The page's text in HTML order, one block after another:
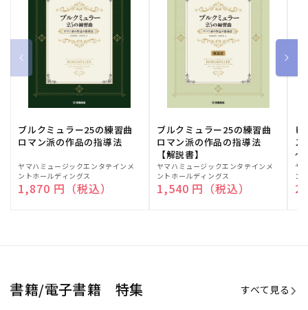
ブルクミュラー25の練習曲
ロマン派の作品の指導法
販
売
元:
ヤマハミュージックエンタテインメ
ントホールディングス
通常価格
1,870 円（税込）
ブルクミュラー25の練習曲
ロマン派の作品の指導法
【解説書】
販
売
元:
ヤマハミュージックエンタテインメ
ントホールディングス
通常価格
1,540 円（税込）
ピ
ス
～
販
売
元:
ヤ
ン
書籍/電子書籍 特集 すべて見る